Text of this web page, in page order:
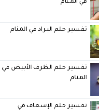
في المنام
تفسير حلم البراد في المنام
تفسير حلم الظرف الأبيض في
المنام
تفسير حلم الإسعاف في